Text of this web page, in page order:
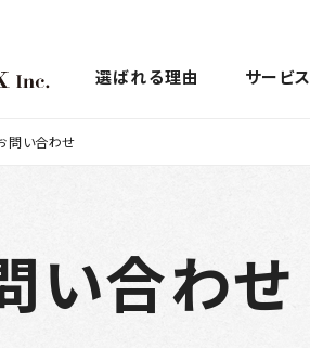
シンプレクス株式会社
選ばれる理由 サービス
問い合わせ
い合わせ